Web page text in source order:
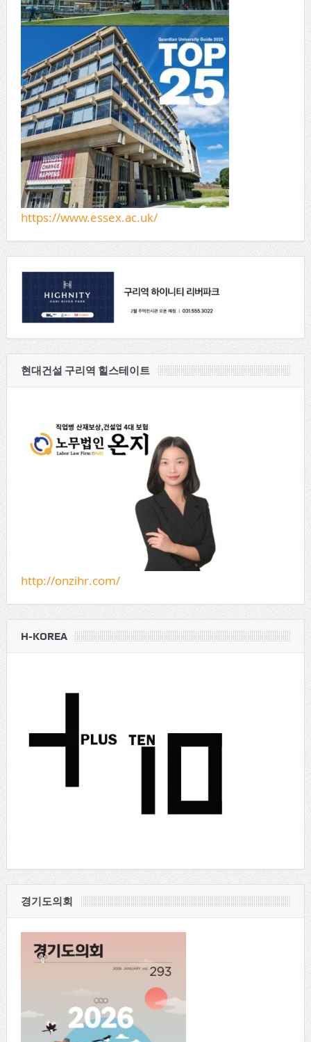
https://www.essex.ac.uk/
현대건설 구리역 힐스테이트
http://onzihr.com/
H-KOREA
경기도의회